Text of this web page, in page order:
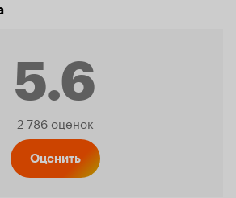
5.6
Рейтинг
2 786 оценок
Оценить